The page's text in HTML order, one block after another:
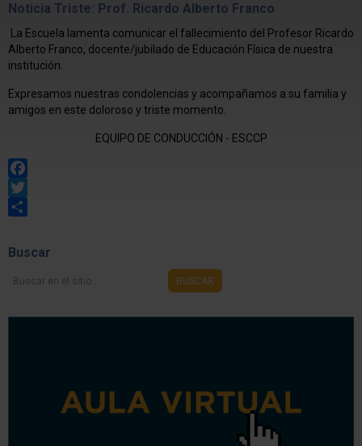
Noticia Triste: Prof. Ricardo Alberto Franco
La Escuela lamenta comunicar el fallecimiento del Profesor Ricardo
Alberto Franco, docente/jubilado de Educación Física de nuestra
institución.
Expresamos nuestras condolencias y acompañamos a su familia y
amigos en este doloroso y triste momento.
EQUIPO DE CONDUCCIÓN - ESCCP
Facebook
Twitter
Buscar
Buscar
BUSCAR